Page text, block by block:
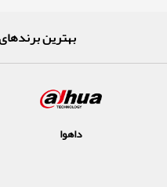
بهترین
داهوا